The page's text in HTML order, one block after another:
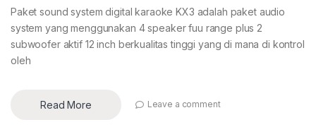
Paket sound system digital karaoke KX3 adalah paket audio
system yang menggunakan 4 speaker fuu range plus 2
subwoofer aktif 12 inch berkualitas tinggi yang di mana di kontrol
oleh
Read More Leave a comment